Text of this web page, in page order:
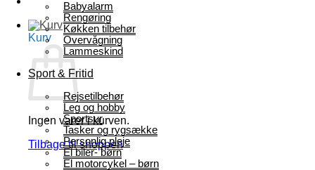
Kurv
Ingen varer i kurven.
Tilbage til shoppen
Babyalarm
Rengøring
Køkken tilbehør
Overvågning
Lammeskind
Sport & Fritid
Rejsetilbehør
Leg og hobby
Sportsur
Tasker og rygsække
Personlig pleje
El biler- børn
El motorcykel – børn